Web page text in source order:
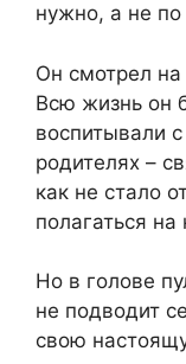
нужно, а не
Он смотрел на
Всю жизнь он
воспитывали
родителях –
как не стало
полагаться
Но в голове
не подводит
свою